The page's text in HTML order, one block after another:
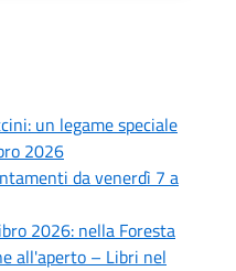
un legame speciale
2026
da venerdì 7 a
2026: nella Foresta
all'aperto – Libri nel